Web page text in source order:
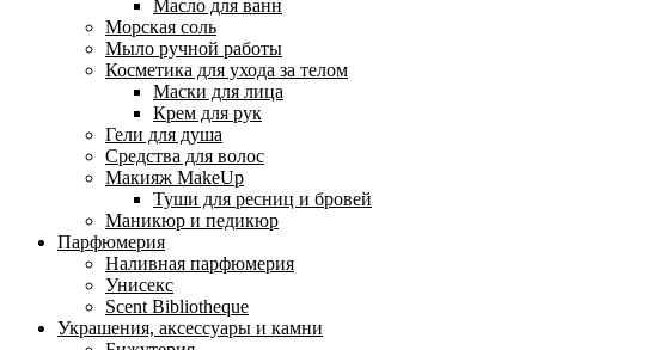
Масло для ванн
Морская соль
Мыло ручной работы
Косметика для ухода за телом
Маски для лица
Крем для рук
Гели для душа
Средства для волос
Макияж MakeUp
Туши для ресниц и бровей
Маникюр и педикюр
Парфюмерия
Наливная парфюмерия
Унисекс
Scent Bibliotheque
Украшения, аксессуары и камни